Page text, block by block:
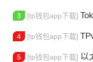
3 [tp钱包app下载]
4 [tp钱包app下载]
5 [tp钱包app下载] 以